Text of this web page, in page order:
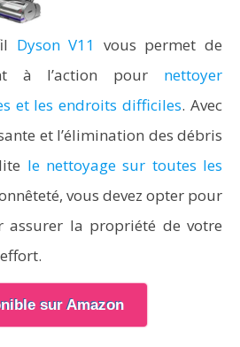
Dyson V11 vous permet de
à l’action pour nettoyer
et les endroits difficiles. Avec
et l’élimination des débris
le nettoyage sur toutes les
vous devez opter pour
assurer la propriété de votre
sur Amazon